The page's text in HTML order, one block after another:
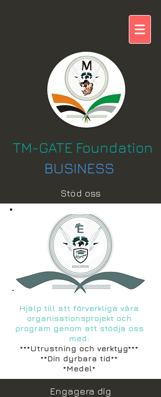
TM-GATE Foundation
BUSINESS
Stöd oss
Hjälp till att förverkliga våra
organisationsprojekt och
program genom att stödja oss
med:
***Utrustning och verktyg***
**Din dyrbara tid**
*Medel*
Engagera dig